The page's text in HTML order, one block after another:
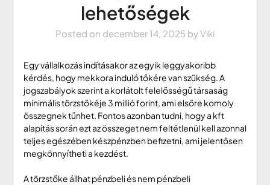
lehetőségek
Posted on december 14, 2025 byViki
Egy vállalkozás indításakor az egyik leggyakoribb
kérdés, hogy mekkora induló tőkére van szükség. A
jogszabályok szerint a korlátolt felelősségű társaság
minimális törzstőkéje 3 millió forint, ami elsőre komoly
összegnek tűnhet. Fontos azonban tudni, hogy a kft
alapítás során ezt az összeget nem feltétlenül kell azonnal
teljes egészében készpénzben befizetni, ami jelentősen
megkönnyítheti a kezdést.
A törzstőke állhat pénzbeli és nem pénzbeli